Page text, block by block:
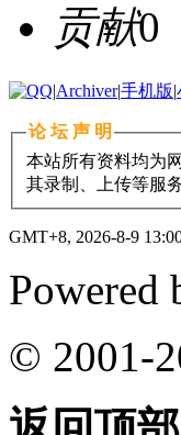
贡献0
|Archiver|手机版|
论 坛 声 明
本站所有资料均为
其录制、上传等服
GMT+8, 2026-8-9
Powered
© 2001-